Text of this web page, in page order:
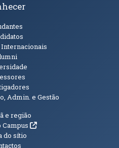
Admin. e Gestão
e região
Campus(abre em nova janela)
do sítio